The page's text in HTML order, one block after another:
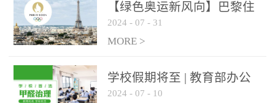
【绿色奥运新风向】巴黎住
宿风波：优吸环保共建健康
绿色家居
2024 - 07 - 31
MORE >
学校假期将至 | 教育部办公
厅关于加强学校新建校舍室
2024 - 07 - 10